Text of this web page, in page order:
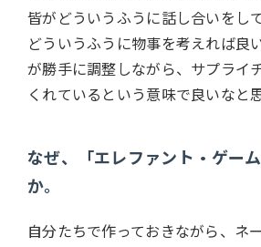
皆がどういうふうに話し合いをし
どういうふうに物事を考えれば良
が勝手に調整しながら、サプライ
くれているという意味で良いなと
なぜ、「エレファント・ゲー
か。
自分たちで作っておきながら、ネ